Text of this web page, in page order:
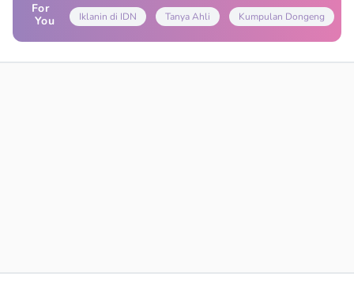
For
You
Iklanin di IDN Tanya Ahli Kumpulan Dongeng